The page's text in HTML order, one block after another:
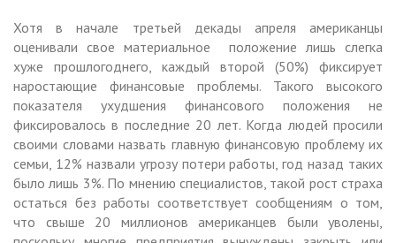
Хотя в начале третьей декады апреля американцы
оценивали свое материальное положение лишь слегка
хуже прошлогоднего, каждый второй (50%) фиксирует
наростающие финансовые проблемы. Такого высокого
показателя ухудшения финансового положения не
фиксировалось в последние 20 лет. Когда людей просили
своими словами назвать главную финансовую проблему их
семьи, 12% назвали угрозу потери работы, год назад таких
было лишь 3%. По мнению специалистов, такой рост страха
остаться без работы соответствует сообщениям о том,
что свыше 20 миллионов американцев были уволены,